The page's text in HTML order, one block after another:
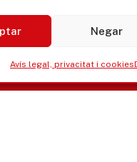
Negar
Avís legal, privacitat i cookies